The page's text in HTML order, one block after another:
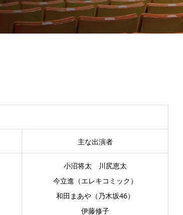
主な出演者
小沼将太 川尻恵太
今立進（エレキコミック）
和田まあや（乃木坂46）
伊藤修子